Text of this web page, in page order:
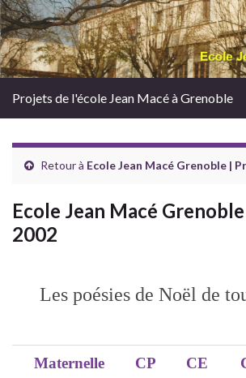
Projets de l'école Jean Macé à Grenoble
Retour à Ecole Jean Macé Grenoble |
Ecole Jean Macé
2002
Les poésies de Noël de
Maternelle CP CE